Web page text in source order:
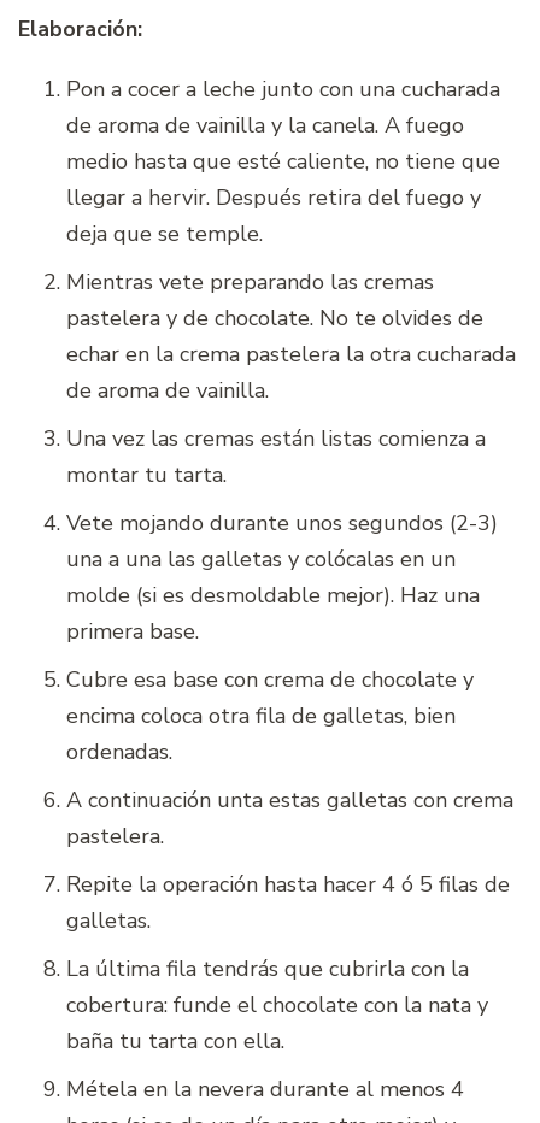
Elaboración:
Pon a cocer a leche junto con una cucharada
de aroma de vainilla y la canela. A fuego
medio hasta que esté caliente, no tiene que
llegar a hervir. Después retira del fuego y
deja que se temple.
Mientras vete preparando las cremas
pastelera y de chocolate. No te olvides de
echar en la crema pastelera la otra cucharada
de aroma de vainilla.
Una vez las cremas están listas comienza a
montar tu tarta.
Vete mojando durante unos segundos (2-3)
una a una las galletas y colócalas en un
molde (si es desmoldable mejor). Haz una
primera base.
Cubre esa base con crema de chocolate y
encima coloca otra fila de galletas, bien
ordenadas.
A continuación unta estas galletas con crema
pastelera.
Repite la operación hasta hacer 4 ó 5 filas de
galletas.
La última fila tendrás que cubrirla con la
cobertura: funde el chocolate con la nata y
baña tu tarta con ella.
Métela en la nevera durante al menos 4